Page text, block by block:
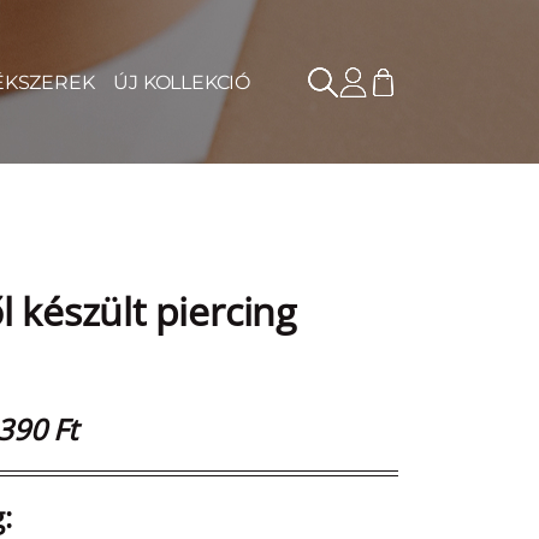
ÚJ KOLLEKCIÓ
készült piercing
Ft